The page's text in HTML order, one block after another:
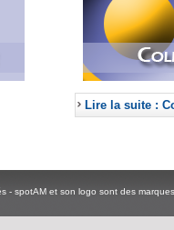
Lire la suite :
- spotAM et son logo sont des